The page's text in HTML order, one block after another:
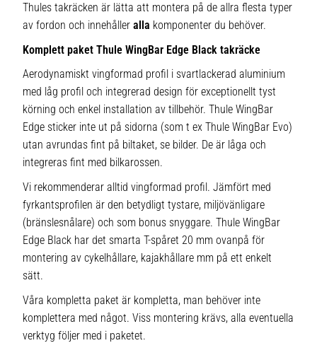
Thules takräcken är lätta att montera på de allra flesta typer
av fordon och innehåller alla komponenter du behöver.
Komplett paket Thule WingBar Edge Black takräcke
Aerodynamiskt vingformad profil i svartlackerad aluminium
med låg profil och integrerad design för exceptionellt tyst
körning och enkel installation av tillbehör. Thule WingBar
Edge sticker inte ut på sidorna (som t ex Thule WingBar Evo)
utan avrundas fint på biltaket, se bilder. De är låga och
integreras fint med bilkarossen.
Vi rekommenderar alltid vingformad profil. Jämfört med
fyrkantsprofilen är den betydligt tystare, miljövänligare
(bränslesnålare) och som bonus snyggare. Thule WingBar
Edge Black har det smarta T-spåret 20 mm ovanpå för
montering av cykelhållare, kajakhållare mm på ett enkelt
sätt.
Våra kompletta paket är kompletta, man behöver inte
komplettera med något. Viss montering krävs, alla eventuella
verktyg följer med i paketet.